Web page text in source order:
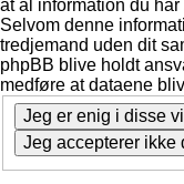
at al information du
Selvom denne
tredjemand uden dit
phpBB blive holdt
medføre at dataene